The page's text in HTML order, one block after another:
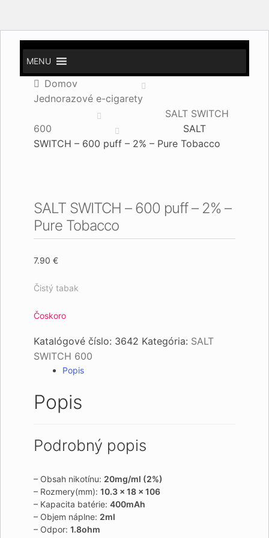
MENU
Domov
Jednorazové e-cigarety
SALT SWITCH
600
SALT
SWITCH – 600 puff – 2% – Pure Tobacco
SALT SWITCH – 600 puff – 2% –
Pure Tobacco
7.90 €
Čistý tabak
Čoskoro
Katalógové číslo: 3642 Kategória: SALT
SWITCH 600
Popis
Popis
Podrobný popis
– Obsah nikotínu: 20mg/ml (2%)
– Rozmery(mm): 10.3 x 18 x 106
– Kapacita batérie: 400mAh
– Objem náplne: 2ml
– Odpor: 1.8ohm